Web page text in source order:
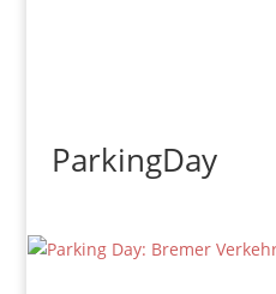
ParkingDay